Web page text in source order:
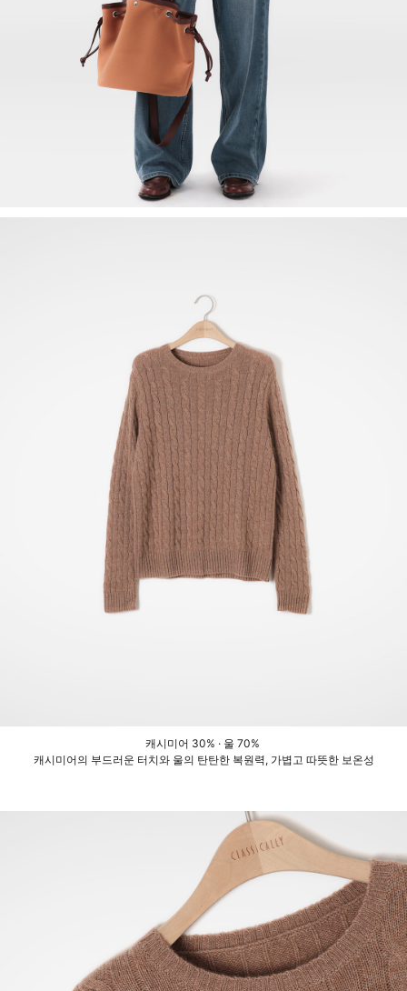
캐시미어 30% · 울 70%
캐시미어의 부드러운 터치와 울의 탄탄한 복원력, 가볍고 따뜻한 보온성